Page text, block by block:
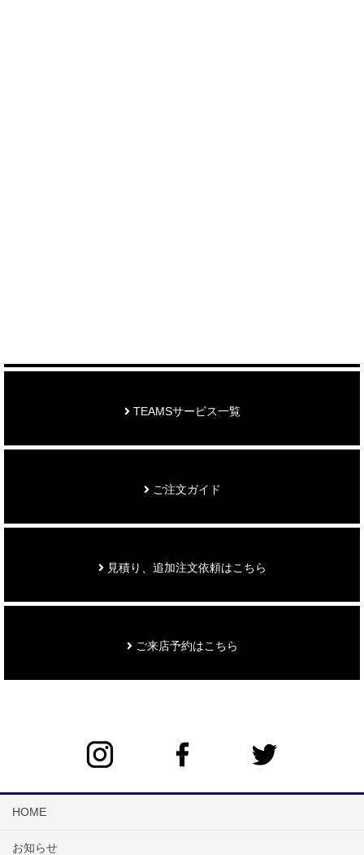
TEAMSサービス一覧
ご注文ガイド
見積り、追加注文依頼はこちら
ご来店予約はこちら
HOME
お知らせ